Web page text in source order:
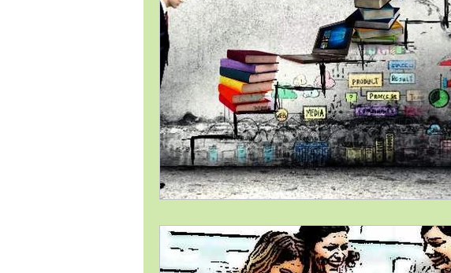
Estrategia Comercial Estrategias Tecnología
Gestión de Proyectos / Project Mgmt Gestión
Liderazgo Compras Logística
Satisfacción al Cliente Temas Generales